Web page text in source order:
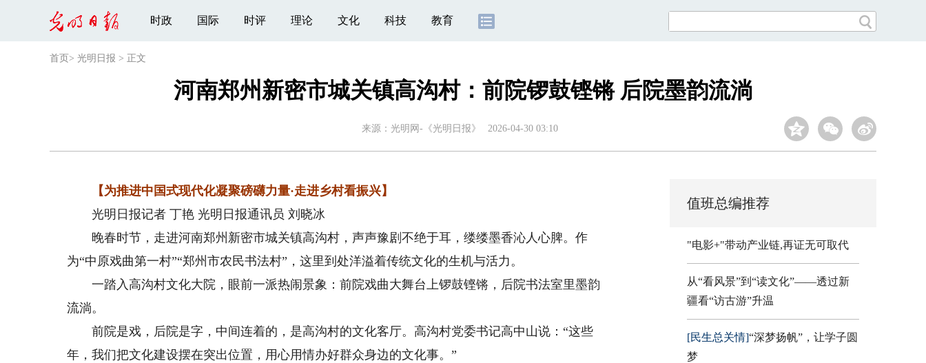
时政 国际 时评 理论 文化 科技 教育
首页 > 光明日报 > 正文
河南郑州新密市城关镇高沟村：前院锣鼓铿锵 后院墨韵流淌
来源： 光明网-《光明日报》 2026-04-30 03:10
【为推进中国式现代化凝聚磅礴力量·走进乡村看振兴】
光明日报记者 丁艳 光明日报通讯员 刘晓冰
晚春时节，走进河南郑州新密市城关镇高沟村，声声豫剧不绝于耳，缕缕墨香沁人心脾。作
为“中原戏曲第一村”“郑州市农民书法村”，这里到处洋溢着传统文化的生机与活力。
一踏入高沟村文化大院，眼前一派热闹景象：前院戏曲大舞台上锣鼓铿锵，后院书法室里墨韵
流淌。
前院是戏，后院是字，中间连着的，是高沟村的文化客厅。高沟村党委书记高中山说：“这些
年，我们把文化建设摆在突出位置，用心用情办好群众身边的文化事。”
值班总编推荐
"电影+"带动产业链,再证无可取代
从“看风景”到“读文化”——透过新
疆看“访古游”升温
[民生总关情]“深梦扬帆”，让学子圆
梦